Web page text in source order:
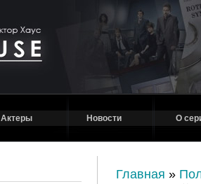
Актеры Новости О
Главная »